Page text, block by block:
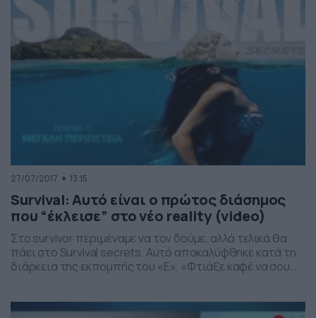
27/07/2017 13:15
Survival: Αυτό είναι ο πρώτος διάσημος
που “έκλεισε” στο νέο reality (video)
Στο survivor περιμέναμε να τον δούμε, αλλά τελικά θα
πάει στο Survival secrets. Αυτό αποκαλύφθηκε κατά τη
διάρκεια της εκπομπής του «Ε», «Φτιάξε καφέ να σου
διάσημοι θα μπουν στο Nomads, ακούστηκε το όνομα